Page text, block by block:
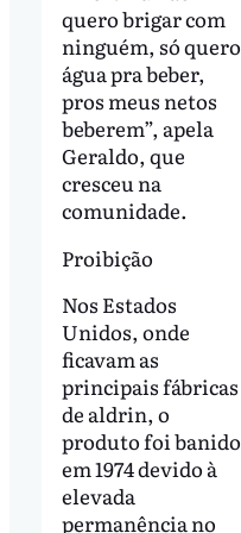
quero brigar com
ninguém, só quero
água pra beber,
pros meus netos
beberem”, apela
Geraldo, que
cresceu na
comunidade.
Proibição
Nos Estados
Unidos, onde
ficavam as
principais fábricas
de aldrin, o
produto foi banido
em 1974 devido à
elevada
permanência no